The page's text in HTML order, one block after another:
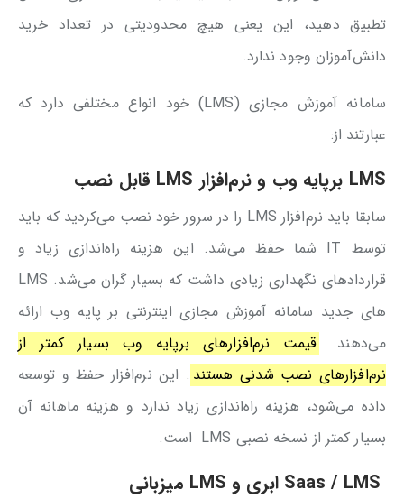
تطبیق دهید، این یعنی هیچ محدودیتی در تعداد خرید
دانش‌آموزان وجود ندارد.
سامانه آموزش مجازی (LMS) خود انواع مختلفی دارد که
عبارتند از:
LMS برپایه وب و نرم‌افزار LMS قابل نصب
سابقا باید نرم‌افزار LMS را در سرور خود نصب می‌کردید که باید
توسط IT شما حفظ می‌شد. این هزینه راه‌اندازی زیاد و
قراردادهای نگهداری زیادی داشت که بسیار گران می‌شد. LMS
های جدید سامانه آموزش مجازی اینترنتی بر پایه وب ارائه
می‌دهند.
قیمت نرم‌افزارهای برپایه وب بسیار کمتر از
نرم‌افزارهای نصب شدنی هستند . این نرم‌افزار حفظ و توسعه
داده می‌شود، هزینه راه‌اندازی زیاد ندارد و هزینه ماهانه آن
بسیار کمتر از نسخه نصبی LMS است.
Saas / LMS ابری و LMS میزبانی